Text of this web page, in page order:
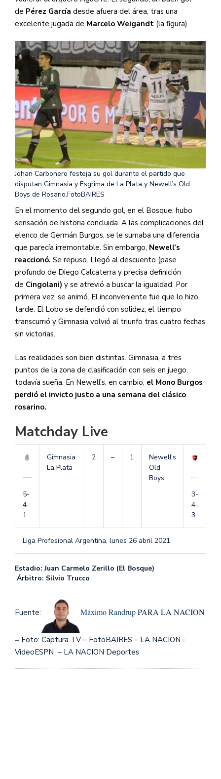
de Pérez García desde afuera del área, tras una
excelente jugada de Marcelo Weigandt (la figura).
Johan Carbonero festeja su gol durante el partido que
disputan Gimnasia y Esgrima de La Plata y Newell’s Old
Boys de Rosario.FotoBAIRES
En el momento del segundo gol, en el Bosque, hubo
sensación de historia concluida. A las complicaciones del
elenco de Germán Burgos, se le sumaba una diferencia
que parecía irremontable. Sin embargo, Newell’s
reaccionó. Se repuso. Llegó al descuento (pase
profundo de Diego Calcaterra y precisa definición
de Cingolani) y se atrevió a buscar la igualdad. Por
primera vez, se animó. El inconveniente fue que lo hizo
tarde. El Lobo se defendió con solidez, el tiempo
transcurrió y Gimnasia volvió al triunfo tras cuatro fechas
sin victorias.
Las realidades son bien distintas. Gimnasia, a tres
puntos de la zona de clasificación con seis en juego,
todavía sueña. En Newell’s, en cambio, el Mono Burgos
perdió el invicto justo a una semana del clásico
rosarino.
Matchday Live
5-
4-
1
Gimnasia
La Plata
2 – 1
Newell’s
Old
Boys
3-
4-
3
Liga Profesional Argentina, lunes 26 abril 2021
Estadio: Juan Carmelo Zerillo (El Bosque)
Árbitro: Silvio Trucco
Fuente: Máximo RandrupPARA LA NACION
– Foto: Captura TV – FotoBAIRES – LA NACION -
VideoESPN – LA NACION Deportes